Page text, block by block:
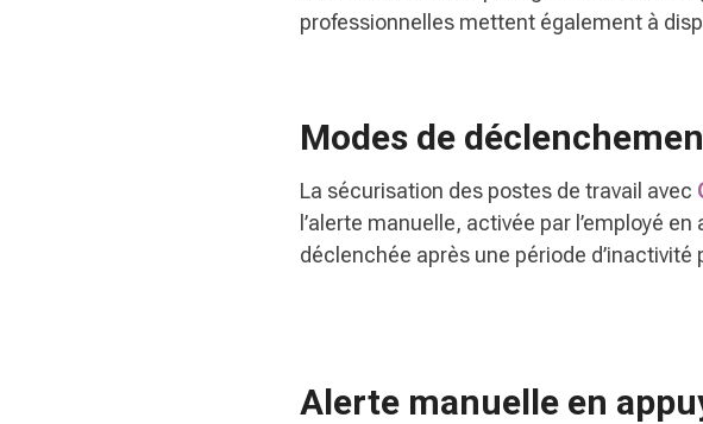
professionnelles mettent également à
Modes de
La sécurisation des postes de travail avec
l’alerte manuelle, activée par l’employé
déclenchée après une période
Alerte manuelle en